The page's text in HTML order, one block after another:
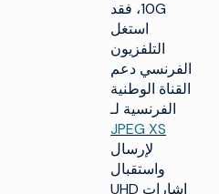
10G، فقد
استغل
التلفزيون
الفرنسي دعم
القناة الوطنية
الفرنسية لـ
JPEG XS
لإرسال
واستقبال
إشارات UHD